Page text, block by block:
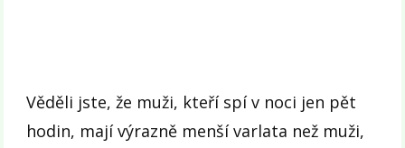
Věděli jste, že muži, kteří spí v noci jen pět
hodin, mají výrazně menší varlata než muži,